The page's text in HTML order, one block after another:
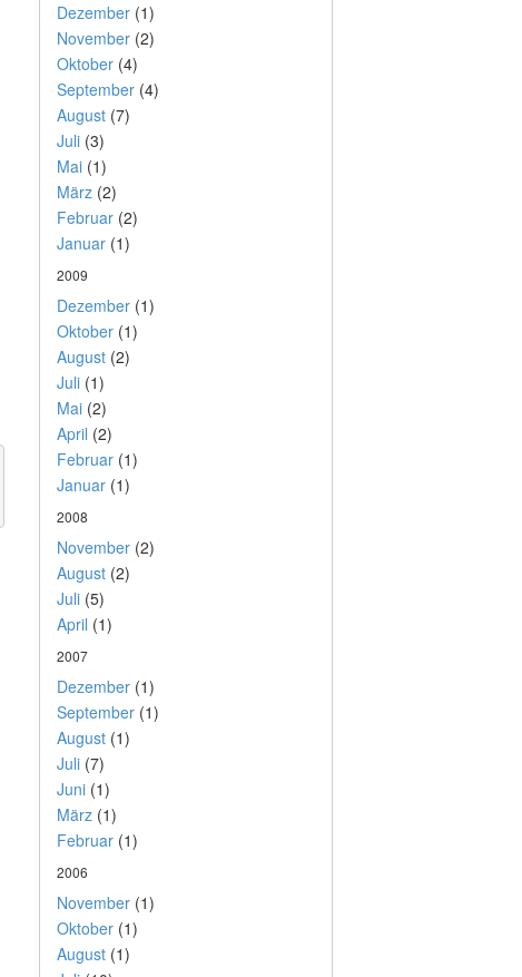
Dezember(1)
November(2)
Oktober(4)
September(4)
August(7)
Juli(3)
Mai(1)
März(2)
Februar(2)
Januar(1)
2009
Dezember(1)
Oktober(1)
August(2)
Juli(1)
Mai(2)
April (2)
Februar(1)
Januar(1)
2008
November(2)
August(2)
Juli(5)
April (1)
2007
Dezember(1)
September(1)
August(1)
Juli(7)
Juni(1)
März(1)
Februar(1)
2006
November(1)
Oktober(1)
August(1)